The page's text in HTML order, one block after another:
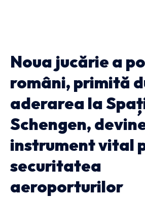
Noua jucărie a
români, primită
aderarea la
Schengen,
instrument vital
securitatea
aeroporturilor